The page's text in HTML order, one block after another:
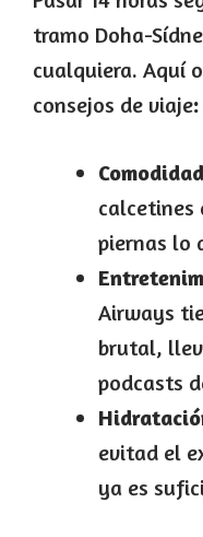
tramo Doha-
cualquiera. Aquí
consejos de viaje:
calcetines
piernas lo
Airways
brutal,
podcasts
evitad el
ya es